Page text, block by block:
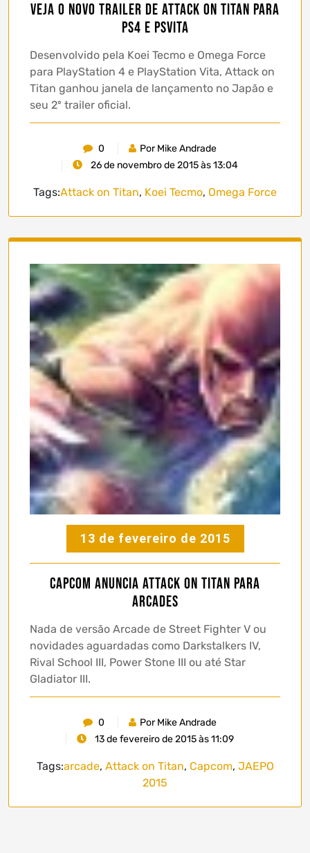
Veja o novo trailer de Attack on Titan para
PS4 e PSVita
Desenvolvido pela Koei Tecmo e Omega Force
para PlayStation 4 e PlayStation Vita, Attack on
Titan ganhou janela de lançamento no Japão e
seu 2º trailer oficial.
0
Por Mike Andrade
26 de novembro de 2015 às 13:04
Tags:Attack on Titan, Koei Tecmo, Omega Force
13 de fevereiro de 2015
Capcom anuncia Attack on Titan para
Arcades
Nada de versão Arcade de Street Fighter V ou
novidades aguardadas como Darkstalkers IV,
Rival School III, Power Stone III ou até Star
Gladiator III.
0
Por Mike Andrade
13 de fevereiro de 2015 às 11:09
Tags:arcade, Attack on Titan, Capcom, JAEPO
2015